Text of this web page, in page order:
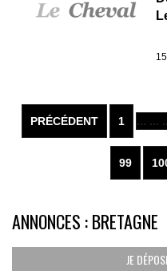
PRÉCÉDENT 1 ... ...
99
ANNONCES : BRETAGNE
JE